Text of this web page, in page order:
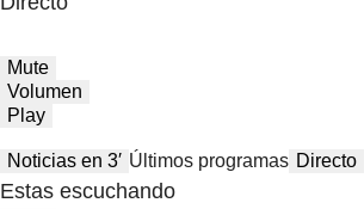
Mute
Volumen
Play
Noticias en 3′ Últimos programas Directo
Estas escuchando